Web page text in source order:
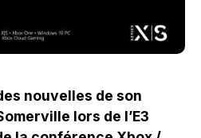
nouvelles de son
lors de l’E3